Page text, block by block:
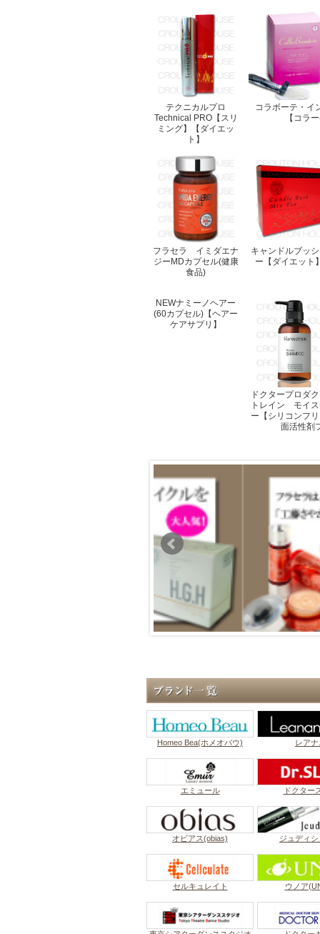
テクニカルプロ
Technical PRO【スリ
ミング】【ダイエッ
ト】
コラボーテ・イ
【コラ
フラセラ イミダエナ
ジーMDカプセル(健康
食品)
キャンドルブッ
ー【ダイエット
NEWナミーノヘアー
(60カプセル)【ヘアー
ケアサプリ】
ドクタープロダ
トレイン モイ
ー【シリコンフ
面活性剤
Homeo Bea(ホメオバウ) レアナ
エミュール ドクター
オビアス(obias) ジュディ
セルキュレイト ウノア